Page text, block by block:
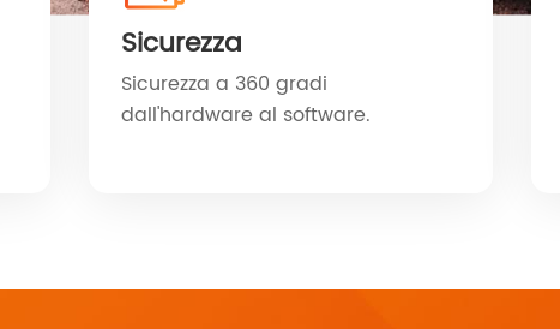
Sicurezza
Sicurezza a 360 gradi
dall'hardware al software.